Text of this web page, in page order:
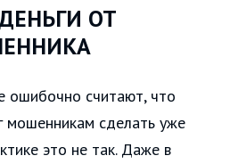
ОТ
ошибочно считают, что
мошенникам сделать уже
это не так. Даже в